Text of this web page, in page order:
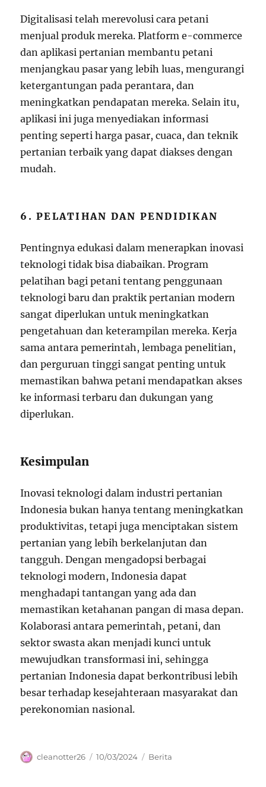
Digitalisasi telah merevolusi cara petani
menjual produk mereka. Platform e-commerce
dan aplikasi pertanian membantu petani
menjangkau pasar yang lebih luas, mengurangi
ketergantungan pada perantara, dan
meningkatkan pendapatan mereka. Selain itu,
aplikasi ini juga menyediakan informasi
penting seperti harga pasar, cuaca, dan teknik
pertanian terbaik yang dapat diakses dengan
mudah.
6. PELATIHAN DAN PENDIDIKAN
Pentingnya edukasi dalam menerapkan inovasi
teknologi tidak bisa diabaikan. Program
pelatihan bagi petani tentang penggunaan
teknologi baru dan praktik pertanian modern
sangat diperlukan untuk meningkatkan
pengetahuan dan keterampilan mereka. Kerja
sama antara pemerintah, lembaga penelitian,
dan perguruan tinggi sangat penting untuk
memastikan bahwa petani mendapatkan akses
ke informasi terbaru dan dukungan yang
diperlukan.
Kesimpulan
Inovasi teknologi dalam industri pertanian
Indonesia bukan hanya tentang meningkatkan
produktivitas, tetapi juga menciptakan sistem
pertanian yang lebih berkelanjutan dan
tangguh. Dengan mengadopsi berbagai
teknologi modern, Indonesia dapat
menghadapi tantangan yang ada dan
memastikan ketahanan pangan di masa depan.
Kolaborasi antara pemerintah, petani, dan
sektor swasta akan menjadi kunci untuk
mewujudkan transformasi ini, sehingga
pertanian Indonesia dapat berkontribusi lebih
besar terhadap kesejahteraan masyarakat dan
perekonomian nasional.
Author
cleanotter26
Posted
10/03/2024 Categories
Berita